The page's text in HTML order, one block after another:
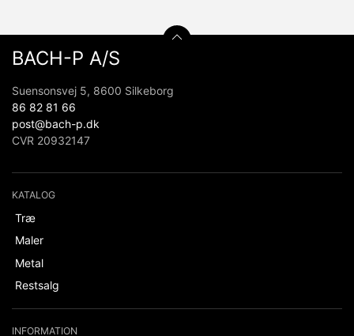
BACH-P A/S
Suensonsvej 5, 8600 Silkeborg
86 82 81 66
post@bach-p.dk
CVR 20932147
KATALOG
Træ
Maler
Metal
Restsalg
INFORMATION